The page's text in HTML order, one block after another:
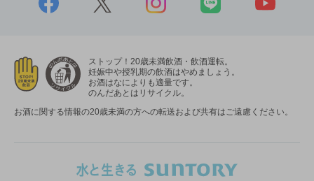
ストップ！20歳未満飲酒・飲酒運転。
妊娠中や授乳期の飲酒はやめましょう。
お酒はなによりも適量です。
のんだあとはリサイクル。
お酒に関する情報の20歳未満の方への転送および共有はご遠慮ください。